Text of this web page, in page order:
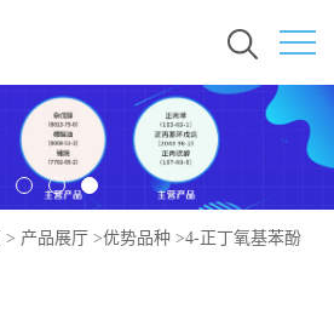
> 产品展厅 >优势品种 >4-正丁氧基苯酚